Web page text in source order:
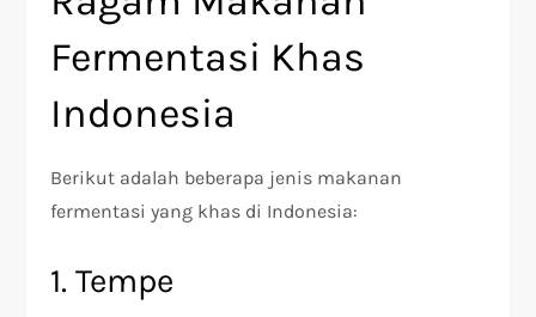
Fermentasi Khas
Indonesia
Berikut adalah beberapa jenis makanan
fermentasi yang khas di Indonesia:
1. Tempe